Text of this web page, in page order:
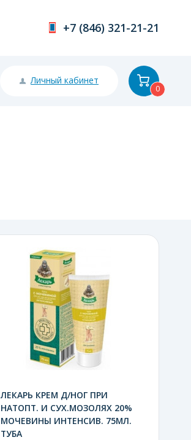
+7 (846) 321-21-21
Личный кабинет
0
ЛЕКАРЬ КРЕМ Д/НОГ ПРИ
НАТОПТ. И СУХ.МОЗОЛЯХ 20%
МОЧЕВИНЫ ИНТЕНСИВ. 75МЛ.
ТУБА